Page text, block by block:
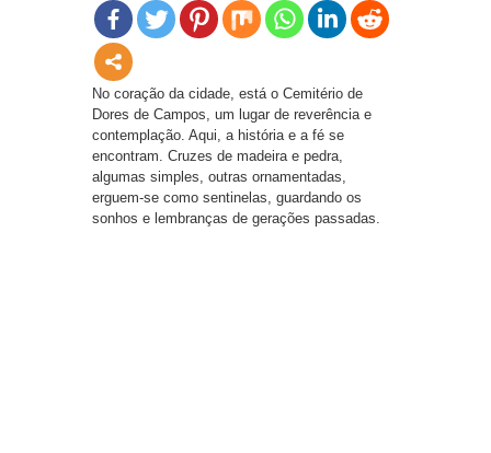
No coração da cidade, está o Cemitério de
Dores de Campos, um lugar de reverência e
contemplação. Aqui, a história e a fé se
encontram. Cruzes de madeira e pedra,
algumas simples, outras ornamentadas,
erguem-se como sentinelas, guardando os
sonhos e lembranças de gerações passadas.